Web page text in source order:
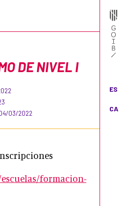
ES
CA
DE NIVEL I
03/2022
formacion-